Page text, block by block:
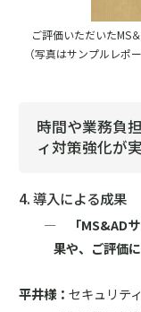
ご評価いただいたMS
（写真はサンプルレポ
時間や業務負
ィ対策強化が
4. 導入による成果
― 「MS&ADサイ
果や、ご評価
平井様：セキュリテ